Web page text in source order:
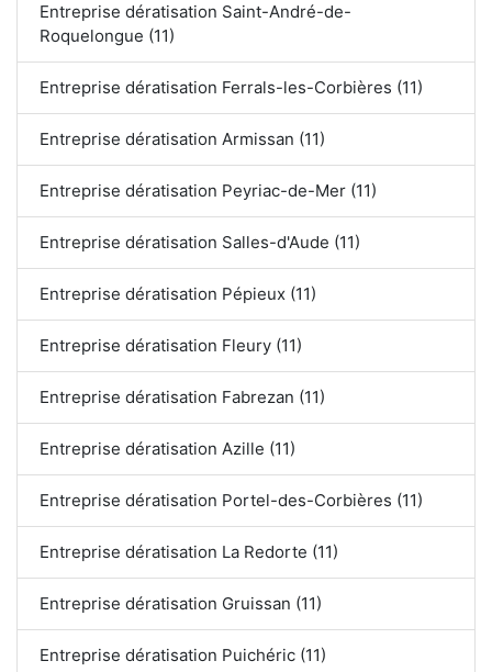
Entreprise dératisation Saint-André-de-
Roquelongue (11)
Entreprise dératisation Ferrals-les-Corbières (11)
Entreprise dératisation Armissan (11)
Entreprise dératisation Peyriac-de-Mer (11)
Entreprise dératisation Salles-d'Aude (11)
Entreprise dératisation Pépieux (11)
Entreprise dératisation Fleury (11)
Entreprise dératisation Fabrezan (11)
Entreprise dératisation Azille (11)
Entreprise dératisation Portel-des-Corbières (11)
Entreprise dératisation La Redorte (11)
Entreprise dératisation Gruissan (11)
Entreprise dératisation Puichéric (11)